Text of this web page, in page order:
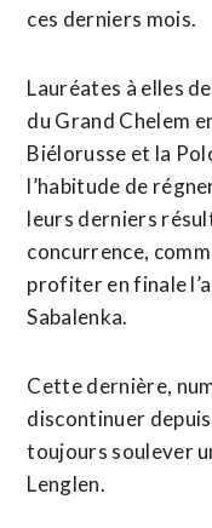
ces derniers mois.
Lauréates à elles
du Grand Chelem
Biélorusse et la
l’habitude de
leurs derniers
concurrence,
profiter en finale
Sabalenka.
Cette dernière,
discontinuer
toujours soulever
Lenglen.